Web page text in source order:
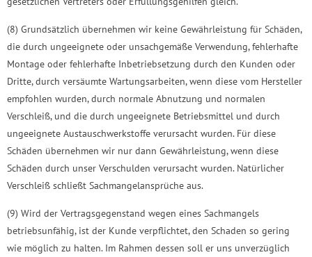
(8) Grundsätzlich übernehmen wir keine Gewährleistung für Schäden,
die durch ungeeignete oder unsachgemäße Verwendung, fehlerhafte
Montage oder fehlerhafte Inbetriebsetzung durch den Kunden oder
Dritte, durch versäumte Wartungsarbeiten, wenn diese vom Hersteller
empfohlen wurden, durch normale Abnutzung und normalen
Verschleiß, und die durch ungeeignete Betriebsmittel und durch
ungeeignete Austauschwerkstoffe verursacht wurden. Für diese
Schäden übernehmen wir nur dann Gewährleistung, wenn diese
Schäden durch unser Verschulden verursacht wurden. Natürlicher
Verschleiß schließt Sachmangelansprüche aus.
(9) Wird der Vertragsgegenstand wegen eines Sachmangels
betriebsunfähig, ist der Kunde verpflichtet, den Schaden so gering
wie möglich zu halten. Im Rahmen dessen soll er uns unverzüglich